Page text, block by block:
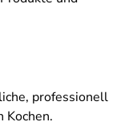
professionell
Kochen.